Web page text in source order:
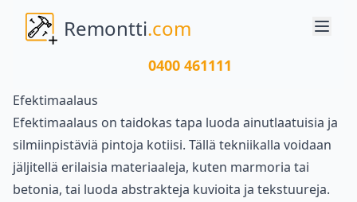
Remontti.com
0400 461111
Efektimaalaus
Efektimaalaus on taidokas tapa luoda ainutlaatuisia ja
silmiinpistäviä pintoja kotiisi. Tällä tekniikalla voidaan
jäljitellä erilaisia materiaaleja, kuten marmoria tai
betonia, tai luoda abstrakteja kuvioita ja tekstuureja.